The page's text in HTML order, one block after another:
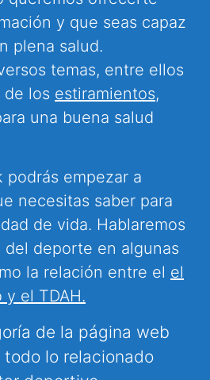
y que seas capaz
plena salud.
temas, entre ellos
de los estiramientos,
una buena salud
podrás empezar a
necesitas saber para
de vida. Hablaremos
del deporte en algunas
la relación entre el el
el TDAH.
de la página web
todo lo relacionado